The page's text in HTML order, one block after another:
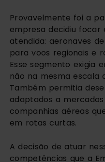
Provavelmente foi a
empresa decidiu focar
atendida: aeronaves
para voos regionais e
Esse segmento exigia
não na mesma escala
Também permitia
adaptados a
companhias aéreas
em rotas curtas.
A decisão de atuar
competências que a